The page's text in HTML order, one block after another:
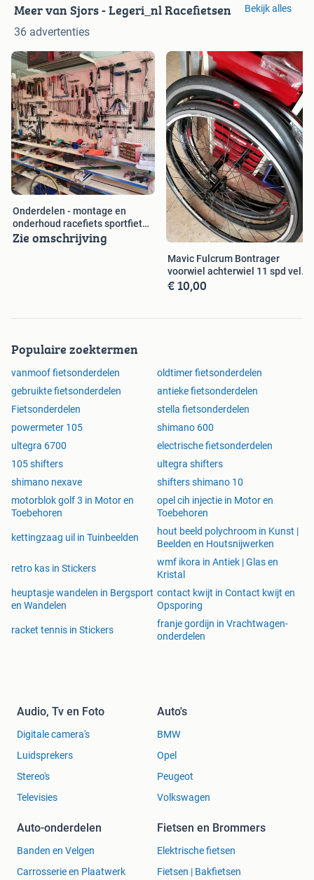
Meer van Sjors - Legeri_nl Racefietsen
36 advertenties
Bekijk alles
Onderdelen - montage en
onderhoud racefiets sportfiets
mtb
Zie omschrijving
Mavic Fulcrum Bontrager
voorwiel achterwiel 11 spd velg
enz
€ 10,00
Populaire zoektermen
vanmoof fietsonderdelen
oldtimer fietsonderdelen
gebruikte fietsonderdelen
antieke fietsonderdelen
Fietsonderdelen
stella fietsonderdelen
powermeter 105
shimano 600
ultegra 6700
electrische fietsonderdelen
105 shifters
ultegra shifters
shimano nexave
shifters shimano 10
motorblok golf 3 in Motor en
Toebehoren
opel cih injectie in Motor en
Toebehoren
kettingzaag uil in Tuinbeelden
hout beeld polychroom in Kunst |
Beelden en Houtsnijwerken
retro kas in Stickers
wmf ikora in Antiek | Glas en
Kristal
heuptasje wandelen in Bergsport
en Wandelen
contact kwijt in Contact kwijt en
Opsporing
racket tennis in Stickers
franje gordijn in Vrachtwagen-
onderdelen
Audio, Tv en Foto
Digitale camera's
Luidsprekers
Stereo's
Televisies
Auto's
BMW
Opel
Peugeot
Volkswagen
Auto-onderdelen
Banden en Velgen
Carrosserie en Plaatwerk
Fietsen en Brommers
Elektrische fietsen
Fietsen | Bakfietsen